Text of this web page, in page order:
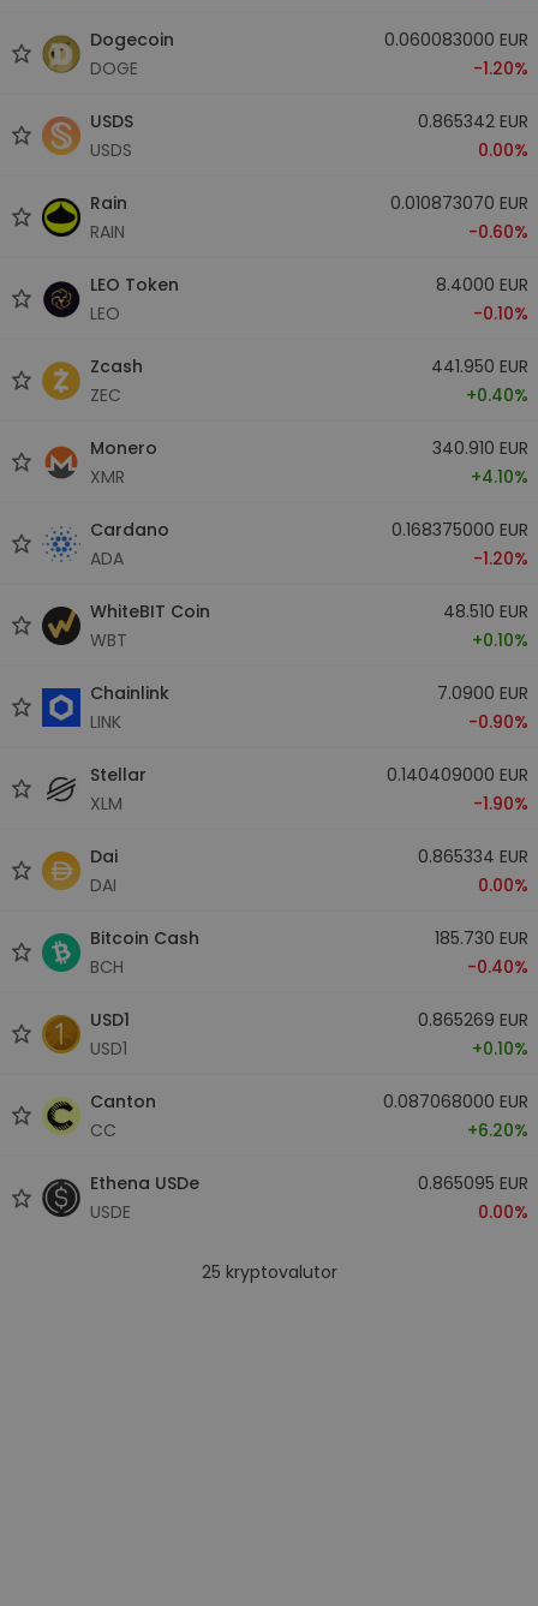
Dogecoin
DOGE
0.060083000 EUR
-1.20%
USDS
USDS
0.865342 EUR
0.00%
Rain
RAIN
0.010873070 EUR
-0.60%
LEO Token
LEO
8.4000 EUR
-0.10%
Zcash
ZEC
441.950 EUR
+0.40%
Monero
XMR
340.910 EUR
+4.10%
Cardano
ADA
0.168375000 EUR
-1.20%
WhiteBIT Coin
WBT
48.510 EUR
+0.10%
Chainlink
LINK
7.0900 EUR
-0.90%
Stellar
XLM
0.140409000 EUR
-1.90%
Dai
DAI
0.865334 EUR
0.00%
Bitcoin Cash
BCH
185.730 EUR
-0.40%
USD1
USD1
0.865269 EUR
+0.10%
Canton
CC
0.087068000 EUR
+6.20%
Ethena USDe
USDE
0.865095 EUR
0.00%
25 kryptovalutor